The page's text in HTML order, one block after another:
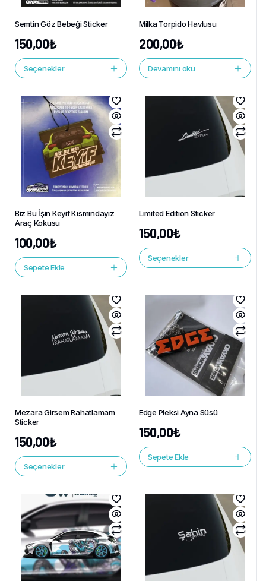
Semtin Göz Bebeği Sticker
150,00₺
Seçenekler
Milka Torpido Havlusu
200,00₺
Devamını oku
Biz Bu İşin Keyif Kısmındayız
Araç Kokusu
100,00₺
Sepete Ekle
Limited Edition Sticker
150,00₺
Seçenekler
Mezara Girsem Rahatlamam
Sticker
150,00₺
Seçenekler
Edge Pleksi Ayna Süsü
150,00₺
Sepete Ekle